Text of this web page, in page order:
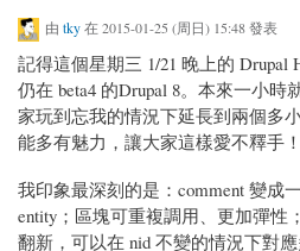
由 tky在 2015-01-25 (周日) 15:48 發表
記得這個星期三 1/21 晚上的 Drupal
仍在 beta4 的Drupal 8。本來一小
家玩到忘我的情況下延長到兩個多
能多有魅力，讓大家這樣愛不釋手！
我印象最深刻的是：comment 變成
entity；區塊可重複調用、更加彈性
翻新，可以在 nid 不變的情況下對